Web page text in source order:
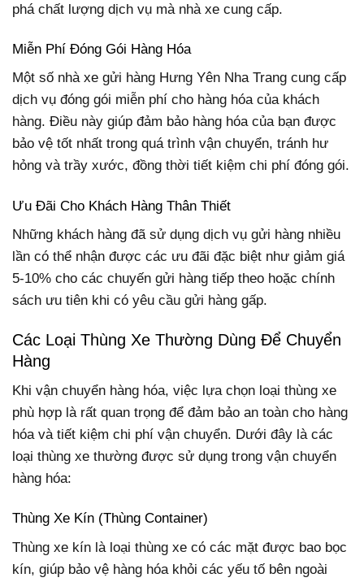
phá chất lượng dịch vụ mà nhà xe cung cấp.
Miễn Phí Đóng Gói Hàng Hóa
Một số nhà xe gửi hàng Hưng Yên Nha Trang cung cấp
dịch vụ đóng gói miễn phí cho hàng hóa của khách
hàng. Điều này giúp đảm bảo hàng hóa của bạn được
bảo vệ tốt nhất trong quá trình vận chuyển, tránh hư
hỏng và trầy xước, đồng thời tiết kiệm chi phí đóng gói.
Ưu Đãi Cho Khách Hàng Thân Thiết
Những khách hàng đã sử dụng dịch vụ gửi hàng nhiều
lần có thể nhận được các ưu đãi đặc biệt như giảm giá
5-10% cho các chuyến gửi hàng tiếp theo hoặc chính
sách ưu tiên khi có yêu cầu gửi hàng gấp.
Các Loại Thùng Xe Thường Dùng Để Chuyển
Hàng
Khi vận chuyển hàng hóa, việc lựa chọn loại thùng xe
phù hợp là rất quan trọng để đảm bảo an toàn cho hàng
hóa và tiết kiệm chi phí vận chuyển. Dưới đây là các
loại thùng xe thường được sử dụng trong vận chuyển
hàng hóa:
Thùng Xe Kín (Thùng Container)
Thùng xe kín là loại thùng xe có các mặt được bao bọc
kín, giúp bảo vệ hàng hóa khỏi các yếu tố bên ngoài